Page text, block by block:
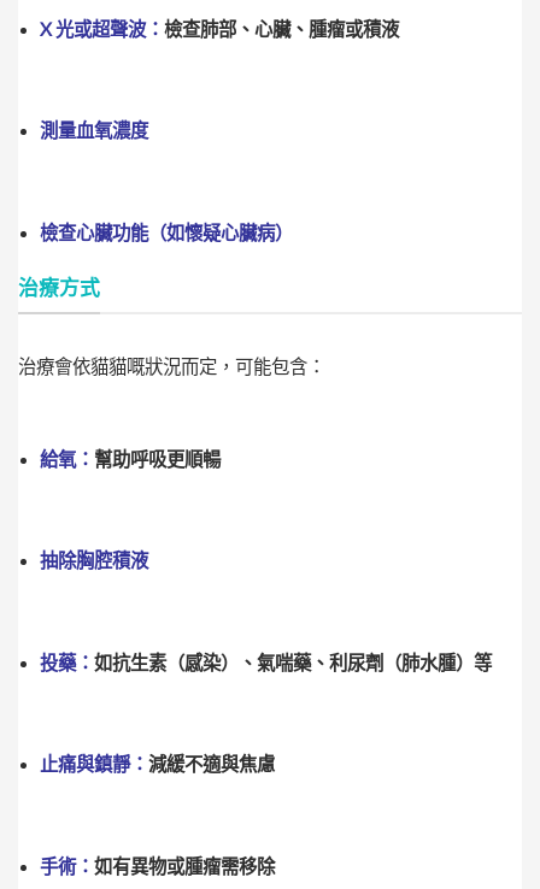
X 光或超聲波：檢查肺部、心臟、腫瘤或積液
測量血氧濃度
檢查心臟功能（如懷疑心臟病）
治療方式
治療會依貓貓嘅狀況而定，可能包含：
給氧： 幫助呼吸更順暢
抽除胸腔積液
投藥：如抗生素（感染）、氣喘藥、利尿劑（肺水腫）等
止痛與鎮靜：減緩不適與焦慮
手術：如有異物或腫瘤需移除